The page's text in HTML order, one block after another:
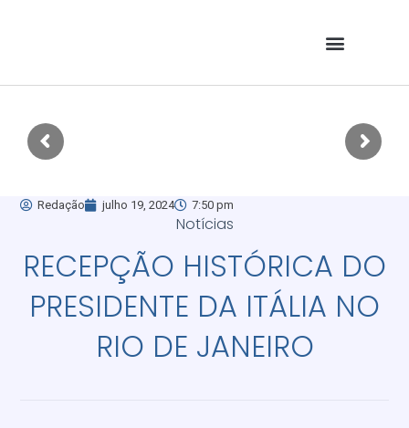
Redação julho 19, 2024 7:50 pm
Notícias
RECEPÇÃO HISTÓRICA DO
PRESIDENTE DA ITÁLIA NO
RIO DE JANEIRO